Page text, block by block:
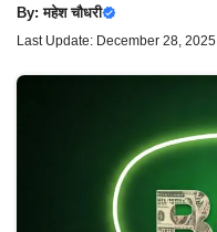
By:महेश चौधरी
Last Update: December 28, 2025